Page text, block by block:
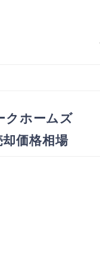
クホームズ
価格相場